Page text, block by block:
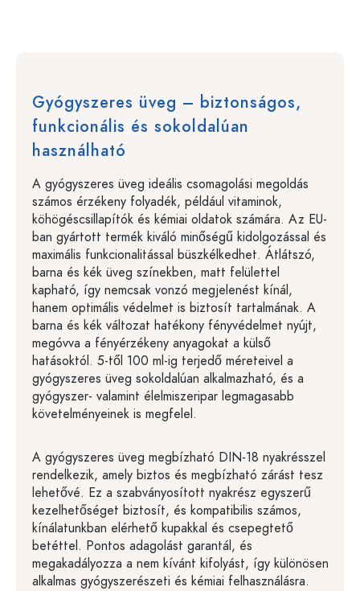
Gyógyszeres üveg – biztonságos,
funkcionális és sokoldalúan
használható
A gyógyszeres üveg ideális csomagolási megoldás
számos érzékeny folyadék, például vitaminok,
köhögéscsillapítók és kémiai oldatok számára. Az EU-
ban gyártott termék kiváló minőségű kidolgozással és
maximális funkcionalitással büszkélkedhet. Átlátszó,
barna és kék üveg színekben, matt felülettel
kapható, így nemcsak vonzó megjelenést kínál,
hanem optimális védelmet is biztosít tartalmának. A
barna és kék változat hatékony fényvédelmet nyújt,
megóvva a fényérzékeny anyagokat a külső
hatásoktól. 5-től 100 ml-ig terjedő méreteivel a
gyógyszeres üveg sokoldalúan alkalmazható, és a
gyógyszer- valamint élelmiszeripar legmagasabb
követelményeinek is megfelel.
A gyógyszeres üveg megbízható DIN-18 nyakrésszel
rendelkezik, amely biztos és megbízható zárást tesz
lehetővé. Ez a szabványosított nyakrész egyszerű
kezelhetőséget biztosít, és kompatibilis számos,
kínálatunkban elérhető kupakkal és csepegtető
betéttel. Pontos adagolást garantál, és
megakadályozza a nem kívánt kifolyást, így különösen
alkalmas gyógyszerészeti és kémiai felhasználásra.